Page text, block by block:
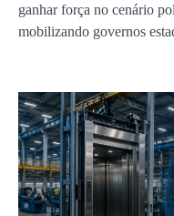
ganhar força no cenário
mobilizando governos